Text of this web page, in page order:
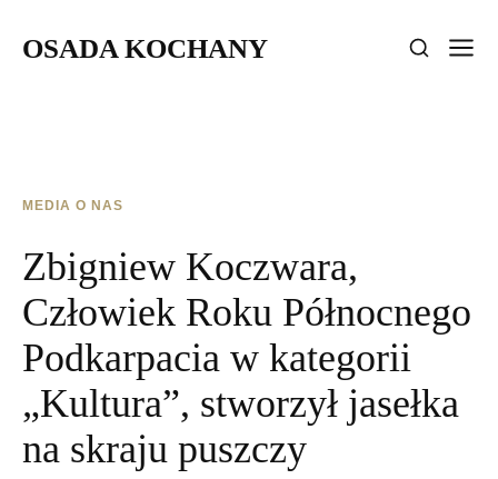
OSADA KOCHANY
MEDIA O NAS
Zbigniew Koczwara,
Człowiek Roku Północnego
Podkarpacia w kategorii
„Kultura”, stworzył jasełka
na skraju puszczy